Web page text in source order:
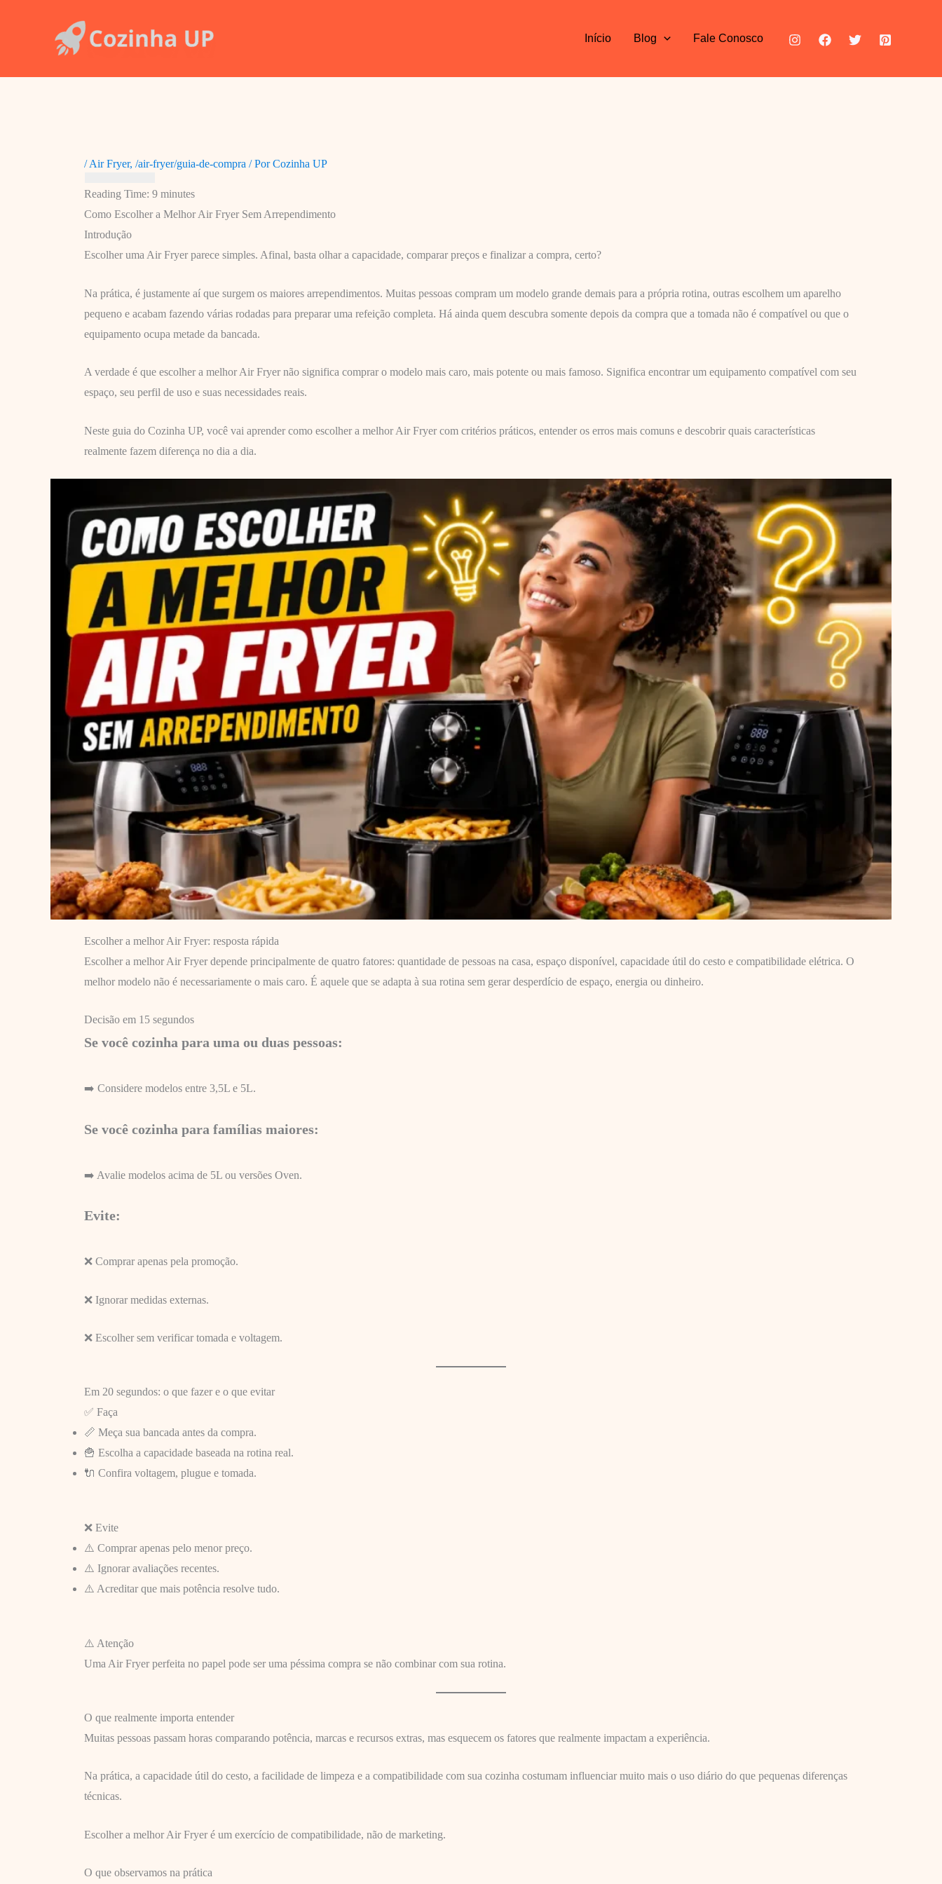
Início Blog Fale Conosco
/Air Fryer, /air-fryer/guia-de-compra / PorCozinha UP
Reading Time: 9 minutes
Como Escolher a Melhor Air Fryer Sem Arrependimento
Introdução
Escolher uma Air Fryer parece simples. Afinal, basta olhar a capacidade, comparar preços e finalizar a compra, certo?
Na prática, é justamente aí que surgem os maiores arrependimentos. Muitas pessoas compram um modelo grande demais para a própria rotina, outras escolhem um aparelho
pequeno e acabam fazendo várias rodadas para preparar uma refeição completa. Há ainda quem descubra somente depois da compra que a tomada não é compatível ou que o
equipamento ocupa metade da bancada.
A verdade é que escolher a melhor Air Fryer não significa comprar o modelo mais caro, mais potente ou mais famoso. Significa encontrar um equipamento compatível com seu
espaço, seu perfil de uso e suas necessidades reais.
Neste guia do Cozinha UP, você vai aprender como escolher a melhor Air Fryer com critérios práticos, entender os erros mais comuns e descobrir quais características
realmente fazem diferença no dia a dia.
Escolher a melhor Air Fryer: resposta rápida
Escolher a melhor Air Fryer depende principalmente de quatro fatores: quantidade de pessoas na casa, espaço disponível, capacidade útil do cesto e compatibilidade elétrica. O
melhor modelo não é necessariamente o mais caro. É aquele que se adapta à sua rotina sem gerar desperdício de espaço, energia ou dinheiro.
Decisão em 15 segundos
Se você cozinha para uma ou duas pessoas:
➡️ Considere modelos entre 3,5L e 5L.
Se você cozinha para famílias maiores:
➡️ Avalie modelos acima de 5L ou versões Oven.
Evite:
❌ Comprar apenas pela promoção.
❌ Ignorar medidas externas.
❌ Escolher sem verificar tomada e voltagem.
Em 20 segundos: o que fazer e o que evitar
✅ Faça
📏 Meça sua bancada antes da compra.
🍟 Escolha a capacidade baseada na rotina real.
🔌 Confira voltagem, plugue e tomada.
❌ Evite
⚠️ Comprar apenas pelo menor preço.
⚠️ Ignorar avaliações recentes.
⚠️ Acreditar que mais potência resolve tudo.
⚠️ Atenção
Uma Air Fryer perfeita no papel pode ser uma péssima compra se não combinar com sua rotina.
O que realmente importa entender
Muitas pessoas passam horas comparando potência, marcas e recursos extras, mas esquecem os fatores que realmente impactam a experiência.
Na prática, a capacidade útil do cesto, a facilidade de limpeza e a compatibilidade com sua cozinha costumam influenciar muito mais o uso diário do que pequenas diferenças
técnicas.
Escolher a melhor Air Fryer é um exercício de compatibilidade, não de marketing.
O que observamos na prática